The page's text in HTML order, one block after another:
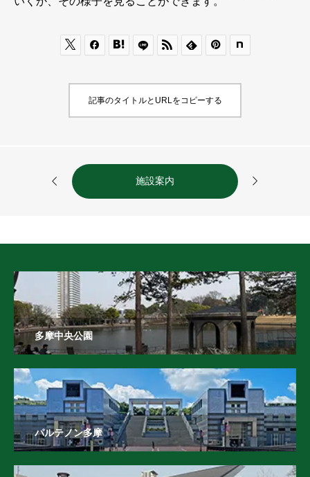
     
記事のタイトルとURLをコピーする
 施設案内 
多摩中央公園
パルテノン多摩